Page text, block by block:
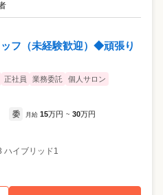
フ（未経験歓迎）◆頑張り
正社員 業務委託
個人サロン
委 月給 15万円 ~ 30万円
ハイブリッド1